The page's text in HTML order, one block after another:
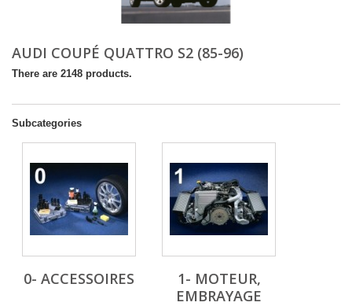
AUDI COUPÉ QUATTRO S2 (85-96)
There are 2148 products.
Subcategories
0- ACCESSOIRES
1- MOTEUR,
EMBRAYAGE